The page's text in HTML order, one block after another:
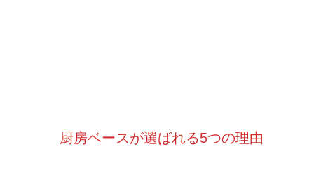
厨房ベースが選ばれる5つの理由